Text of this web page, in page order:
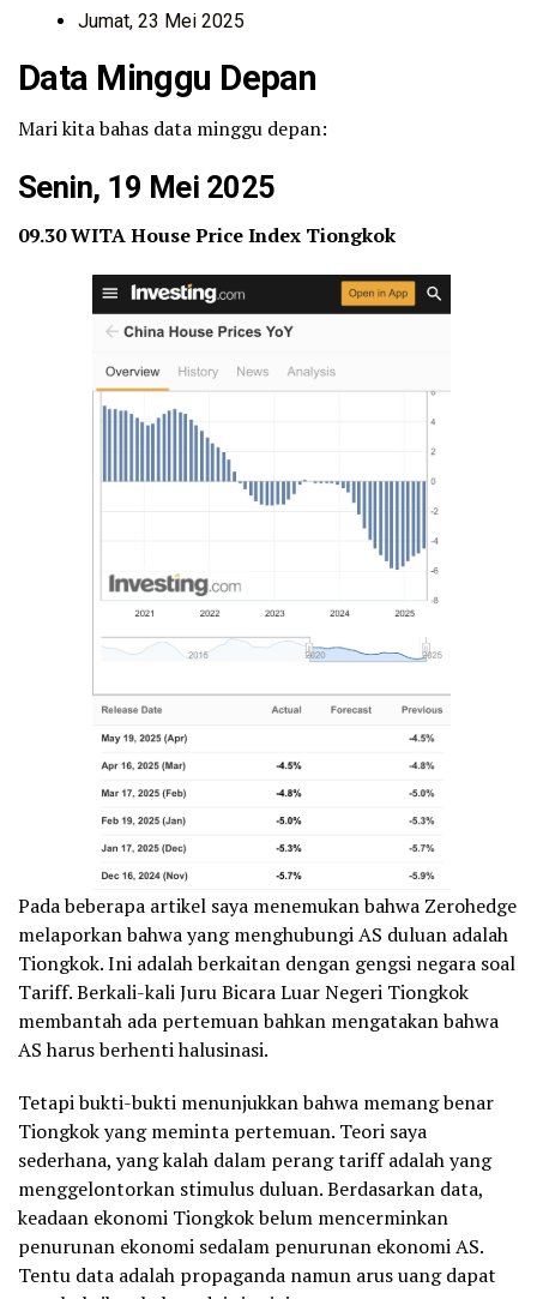
Jumat, 23 Mei 2025
Data Minggu Depan
Mari kita bahas data minggu depan:
Senin, 19 Mei 2025
09.30 WITA House Price Index Tiongkok
Pada beberapa artikel saya menemukan bahwa Zerohedge
melaporkan bahwa yang menghubungi AS duluan adalah
Tiongkok. Ini adalah berkaitan dengan gengsi negara soal
Tariff. Berkali-kali Juru Bicara Luar Negeri Tiongkok
membantah ada pertemuan bahkan mengatakan bahwa
AS harus berhenti halusinasi.
Tetapi bukti-bukti menunjukkan bahwa memang benar
Tiongkok yang meminta pertemuan. Teori saya
sederhana, yang kalah dalam perang tariff adalah yang
menggelontorkan stimulus duluan. Berdasarkan data,
keadaan ekonomi Tiongkok belum mencerminkan
penurunan ekonomi sedalam penurunan ekonomi AS.
Tentu data adalah propaganda namun arus uang dapat